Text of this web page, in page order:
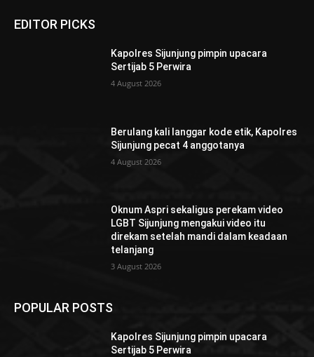
EDITOR PICKS
Kapolres Sijunjung pimpin upacara
Sertijab 5 Perwira
4 August 2026
Berulang kali langgar kode etik, Kapolres
Sijunjung pecat 4 anggotanya
4 August 2026
Oknum Aspri sekaligus perekam video
LGBT Sijunjung mengakui video itu
direkam setelah mandi dalam keadaan
telanjang
3 August 2026
POPULAR POSTS
Kapolres Sijunjung pimpin upacara
Sertijab 5 Perwira